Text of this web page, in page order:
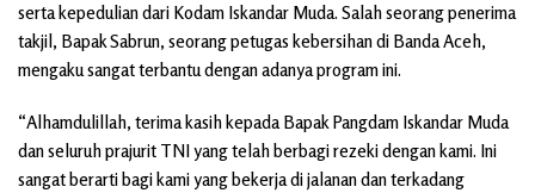
serta kepedulian dari Kodam Iskandar Muda. Salah seorang penerima
takjil, Bapak Sabrun, seorang petugas kebersihan di Banda Aceh,
mengaku sangat terbantu dengan adanya program ini.
“Alhamdulillah, terima kasih kepada Bapak Pangdam Iskandar Muda
dan seluruh prajurit TNI yang telah berbagi rezeki dengan kami. Ini
sangat berarti bagi kami yang bekerja di jalanan dan terkadang